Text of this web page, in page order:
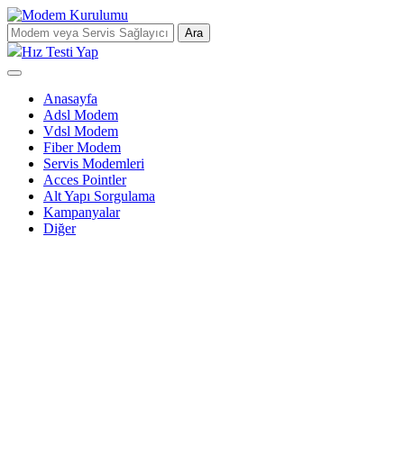
Ara
Hız Testi Yap
Anasayfa
Adsl Modem
Vdsl Modem
Fiber Modem
Servis Modemleri
Acces Pointler
Alt Yapı Sorgulama
Kampanyalar
Diğer